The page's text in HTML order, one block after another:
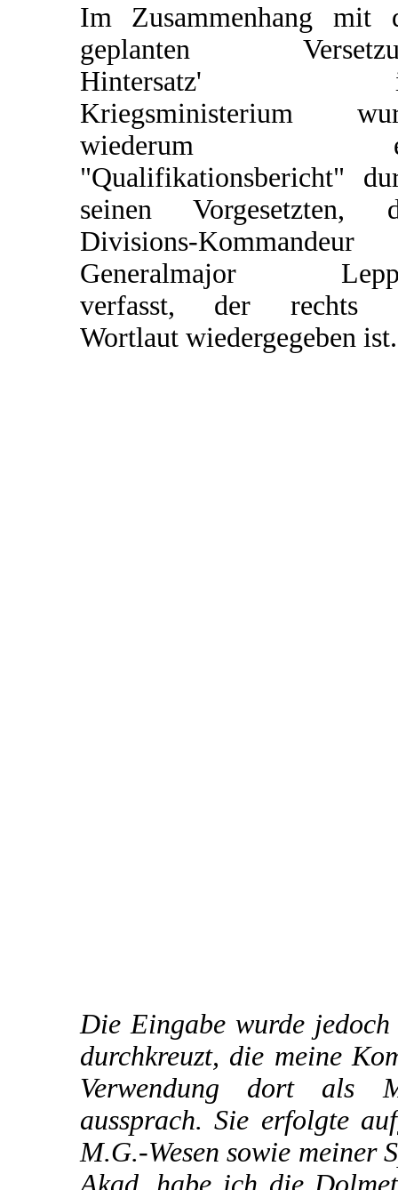
Im Zusammenhang mit
geplanten
Hintersatz'
Kriegsministerium
wiederum
"Qualifikationsbericht"
seinen Vorgesetzten,
Divisions-Kommandeur
Generalmajor
verfasst, der rechts
Wortlaut wiedergegeben ist.
Die Eingabe wurde
durchkreuzt, die meine
Verwendung dort als
aussprach. Sie erfolgte
M.G.-Wesen sowie meiner